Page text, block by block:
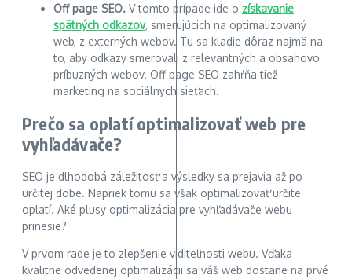
Off page SEO. V tomto prípade ide o získavanie
spätných odkazov, smerujúcich na optimalizovaný
web, z externých webov. Tu sa kladie dôraz najmä na
to, aby odkazy smerovali z relevantných a obsahovo
príbuzných webov. Off page SEO zahŕňa tiež
marketing na sociálnych sieťach.
Prečo sa oplatí optimalizovať web pre
vyhľadávače?
SEO je dlhodobá záležitosť a výsledky sa prejavia až po
určitej dobe. Napriek tomu sa však optimalizovať určite
oplatí. Aké plusy optimalizácia pre vyhľadávače webu
prinesie?
V prvom rade je to zlepšenie viditeľnosti webu. Vďaka
kvalitne odvedenej optimalizácii sa váš web dostane na prvé